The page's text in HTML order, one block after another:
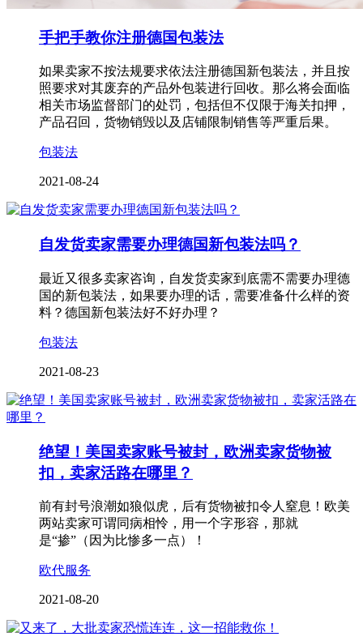
手把手教你注册德国包装法
如果卖家不按法规要求依法注册德国新包装法，并且按
照要求对其废弃的产品外包装进行回收。那么将会面临
相关市场监督部门的处罚，包括但不仅限于海关扣押，
产品召回，货物销毁以及店铺限制销售等严重后果。
包装法
2021-08-24
自发货卖家需要办理德国新包装法吗？
最近又很多卖家咨询，自发货卖家到底需不需要办理德
国的新包装法，如果要办理的话，需要准备什么样的资
料？德国新包装法好不好办理？
包装法
2021-08-23
绝望！美国卖家账号被封，欧洲卖家货物被
扣，卖家活路在哪里？
前有封号浪潮如狼似虎，后有货物被扣令人窒息！欧美
两站卖家可谓同病相怜，用一个字形容，那就
是“掺”（因为比惨多一点）！
欧代服务
2021-08-20